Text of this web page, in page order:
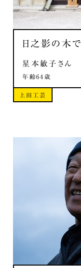
日之影の木で
星本敏子さん
年齢64歳
上田工芸